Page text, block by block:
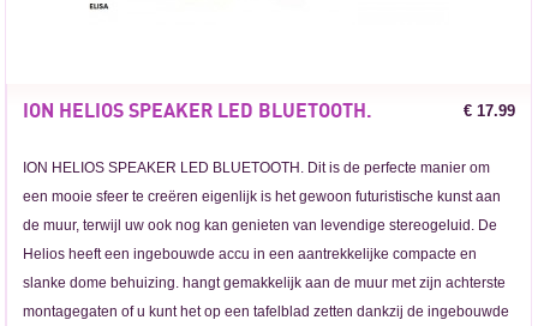
ION HELIOS SPEAKER LED BLUETOOTH. € 17.99
ION HELIOS SPEAKER LED BLUETOOTH. Dit is de perfecte manier om
een mooie sfeer te creëren eigenlijk is het gewoon futuristische kunst aan
de muur, terwijl uw ook nog kan genieten van levendige stereogeluid. De
Helios heeft een ingebouwde accu in een aantrekkelijke compacte en
slanke dome behuizing. hangt gemakkelijk aan de muur met zijn achterste
montagegaten of u kunt het op een tafelblad zetten dankzij de ingebouwde